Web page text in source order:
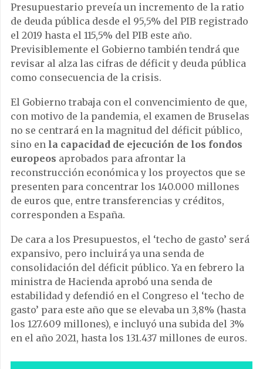
Presupuestario preveía un incremento de la ratio
de deuda pública desde el 95,5% del PIB registrado
el 2019 hasta el 115,5% del PIB este año.
Previsiblemente el Gobierno también tendrá que
revisar al alza las cifras de déficit y deuda pública
como consecuencia de la crisis.
El Gobierno trabaja con el convencimiento de que,
con motivo de la pandemia, el examen de Bruselas
no se centrará en la magnitud del déficit público,
sino en la capacidad de ejecución de los fondos
europeos aprobados para afrontar la
reconstrucción económica y los proyectos que se
presenten para concentrar los 140.000 millones
de euros que, entre transferencias y créditos,
corresponden a España.
De cara a los Presupuestos, el ‘techo de gasto’ será
expansivo, pero incluirá ya una senda de
consolidación del déficit público. Ya en febrero la
ministra de Hacienda aprobó una senda de
estabilidad y defendió en el Congreso el ‘techo de
gasto’ para este año que se elevaba un 3,8% (hasta
los 127.609 millones), e incluyó una subida del 3%
en el año 2021, hasta los 131.437 millones de euros.